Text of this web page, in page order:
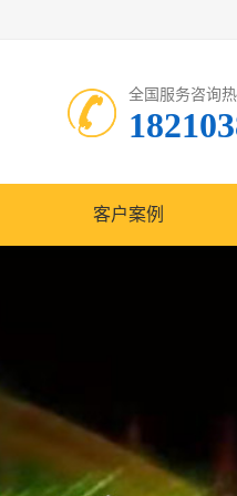
全国服务咨询
客户案例